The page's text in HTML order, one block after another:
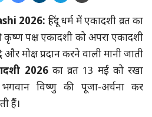
2026: हिंदू धर्म में एकादशी व्रत का
कृष्ण पक्ष एकादशी को अपरा एकादशी
मोक्ष प्रदान करने वाली मानी जाती
2026का व्रत 13 मई को रखा
विष्णु की पूजा-अर्चना कर
हैं।